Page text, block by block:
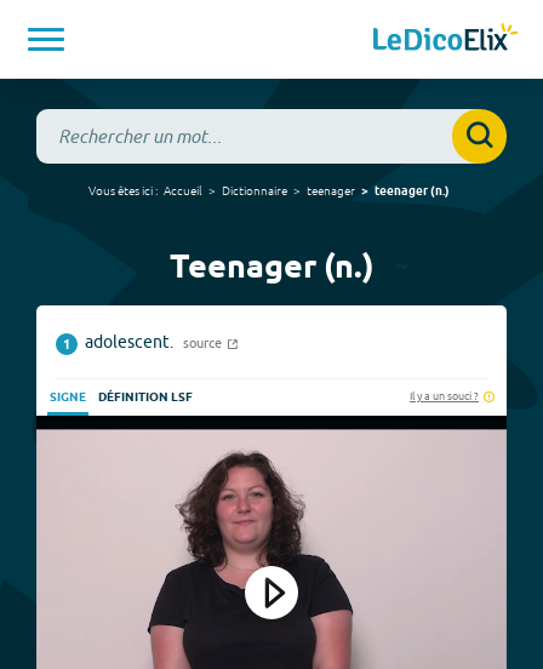
Vous êtes ici : Accueil Dictionnaire teenager teenager(n.)
Teenager (n.)
1 adolescent. source
SIGNE DÉFINITION LSF Il y a un souci ?
Play